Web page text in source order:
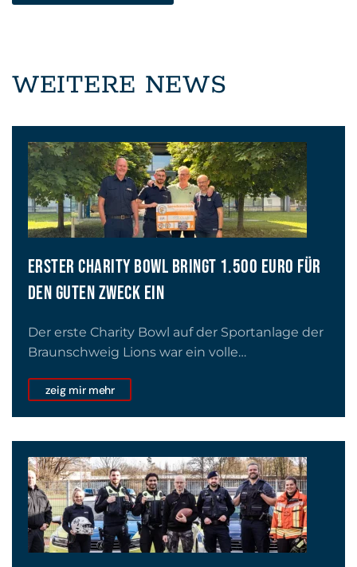
WEITERE NEWS
ERSTER CHARITY BOWL BRINGT 1.500 EURO FÜR
DEN GUTEN ZWECK EIN
Der erste Charity Bowl auf der Sportanlage der
Braunschweig Lions war ein volle…
zeig mir mehr